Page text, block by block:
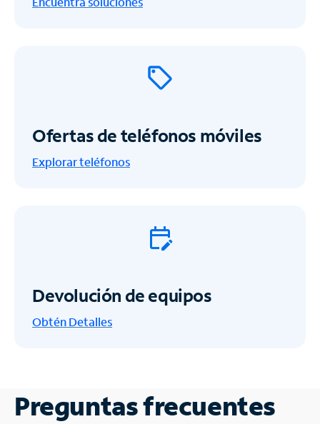
Ofertas de teléfonos móviles
Explorar teléfonos
Devolución de equipos
ObténDetalles
Preguntas frecuentes